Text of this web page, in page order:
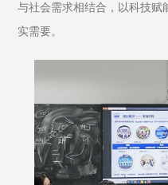
与社会需求相结合，以科技赋
实需要。